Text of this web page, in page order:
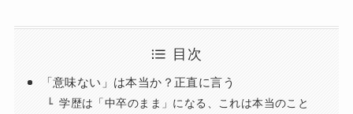
目次
「意味ない」は本当か？正直に言う
学歴は「中卒のまま」になる、これは本当のこと